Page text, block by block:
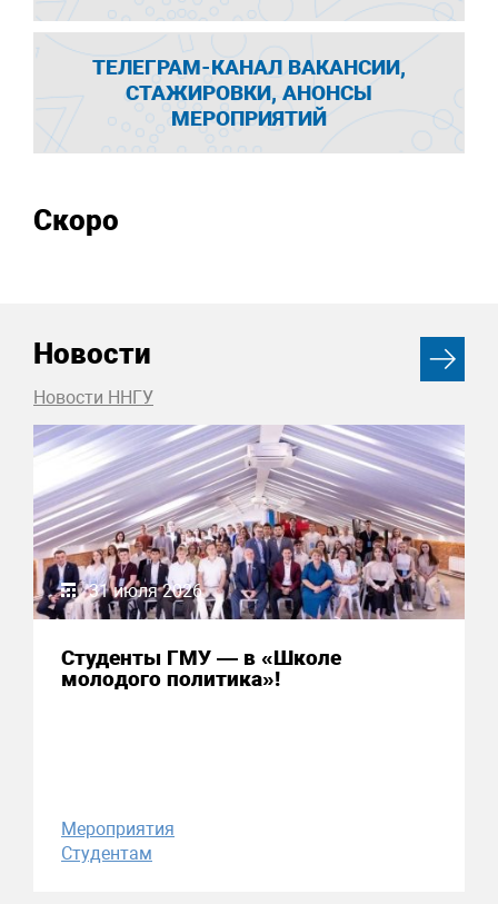
ТЕЛЕГРАМ-КАНАЛ ВАКАНСИИ,
СТАЖИРОВКИ, АНОНСЫ
МЕРОПРИЯТИЙ
Скоро
Новости
Новости ННГУ
31 июля 2026
Студенты ГМУ — в «Школе
молодого политика»!
Мероприятия
Студентам